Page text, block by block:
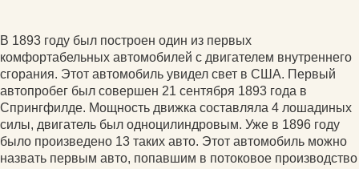
В 1893 году был построен один из первых
комфортабельных автомобилей с двигателем внутреннего
сгорания. Этот автомобиль увидел свет в США. Первый
автопробег был совершен 21 сентября 1893 года в
Спрингфилде. Мощность движка составляла 4 лошадиных
силы, двигатель был одноцилиндровым. Уже в 1896 году
было произведено 13 таких авто. Этот автомобиль можно
назвать первым авто, попавшим в потоковое производство